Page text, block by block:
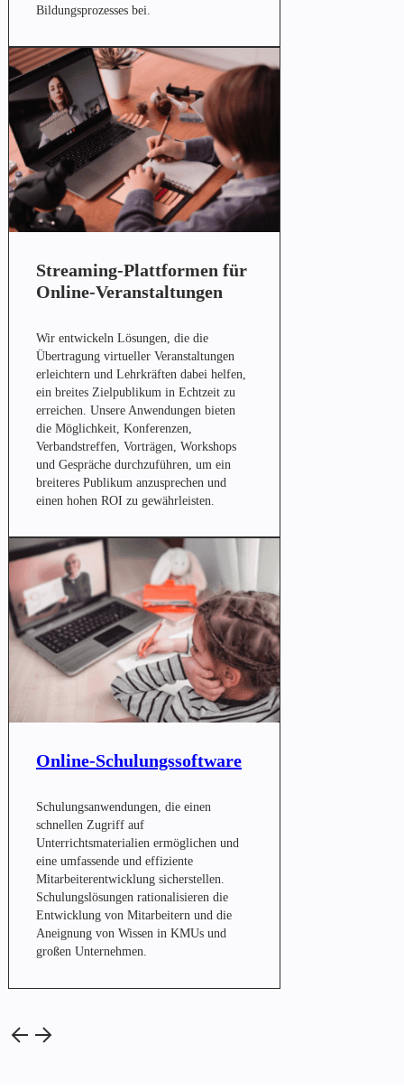
Bildungsprozesses bei.
Streaming-Plattformen für
Online-Veranstaltungen
Wir entwickeln Lösungen, die die
Übertragung virtueller Veranstaltungen
erleichtern und Lehrkräften dabei helfen,
ein breites Zielpublikum in Echtzeit zu
erreichen. Unsere Anwendungen bieten
die Möglichkeit, Konferenzen,
Verbandstreffen, Vorträgen, Workshops
und Gespräche durchzuführen, um ein
breiteres Publikum anzusprechen und
einen hohen ROI zu gewährleisten.
Online-Schulungssoftware
Schulungsanwendungen, die einen
schnellen Zugriff auf
Unterrichtsmaterialien ermöglichen und
eine umfassende und effiziente
Mitarbeiterentwicklung sicherstellen.
Schulungslösungen rationalisieren die
Entwicklung von Mitarbeitern und die
Aneignung von Wissen in KMUs und
großen Unternehmen.